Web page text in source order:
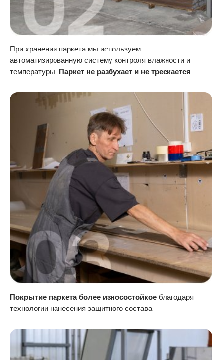
При хранении паркета мы используем
автоматизированную систему контроля влажности и
температуры. Паркет не разбухает и не трескается
Покрытие паркета более износостойкое благодаря
технологии нанесения защитного состава